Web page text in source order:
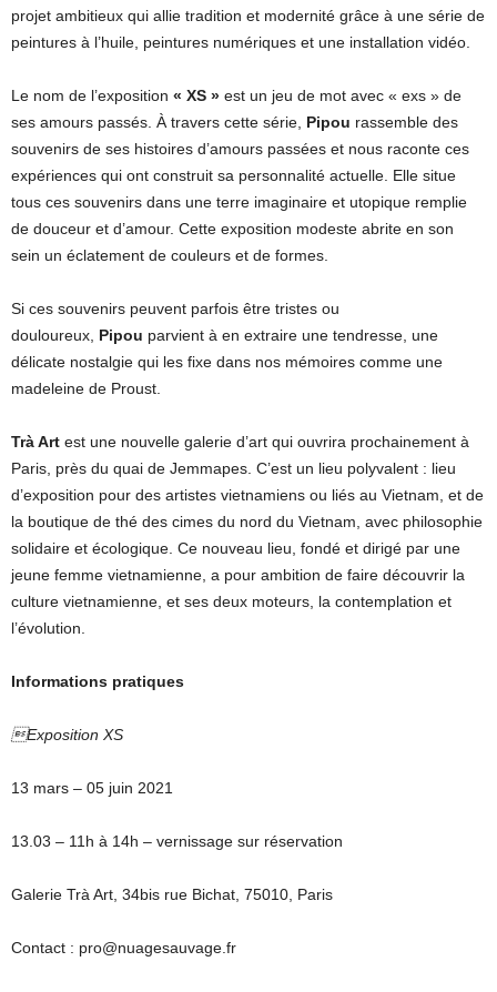
projet ambitieux qui allie tradition et modernité grâce à une série de
peintures à l’huile, peintures numériques et une installation vidéo.
Le nom de l’exposition « XS » est un jeu de mot avec « exs » de
ses amours passés. À travers cette série, Pipou rassemble des
souvenirs de ses histoires d’amours passées et nous raconte ces
expériences qui ont construit sa personnalité actuelle. Elle situe
tous ces souvenirs dans une terre imaginaire et utopique remplie
de douceur et d’amour. Cette exposition modeste abrite en son
sein un éclatement de couleurs et de formes.
Si ces souvenirs peuvent parfois être tristes ou
douloureux, Pipou parvient à en extraire une tendresse, une
délicate nostalgie qui les fixe dans nos mémoires comme une
madeleine de Proust.
Trà Art est une nouvelle galerie d’art qui ouvrira prochainement à
Paris, près du quai de Jemmapes. C’est un lieu polyvalent : lieu
d’exposition pour des artistes vietnamiens ou liés au Vietnam, et de
la boutique de thé des cimes du nord du Vietnam, avec philosophie
solidaire et écologique. Ce nouveau lieu, fondé et dirigé par une
jeune femme vietnamienne, a pour ambition de faire découvrir la
culture vietnamienne, et ses deux moteurs, la contemplation et
l’évolution.
Informations pratiques
Exposition XS
13 mars – 05 juin 2021
13.03 – 11h à 14h – vernissage sur réservation
Galerie Trà Art, 34bis rue Bichat, 75010, Paris
Contact : pro@nuagesauvage.fr